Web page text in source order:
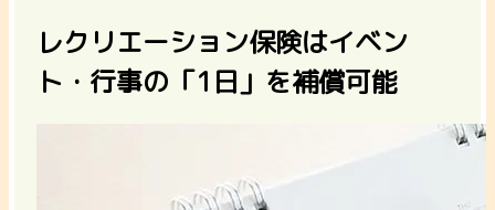
レクリエーション保険はイベン
ト・行事の「1日」を補償可能